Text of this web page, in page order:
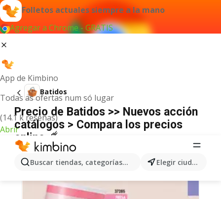
Folletos actuales siempre a la mano
Agregar a Chrome - GRATIS
App de Kimbino
Todas as ofertas num só lugar
(14.1 k reseñas)
Abrir
Buscar tiendas, categorías, productos... Elegir ciudad
Batidos
Precio de Batidos >> Nuevos acción
catálogos > Compara los precios
online ☄️